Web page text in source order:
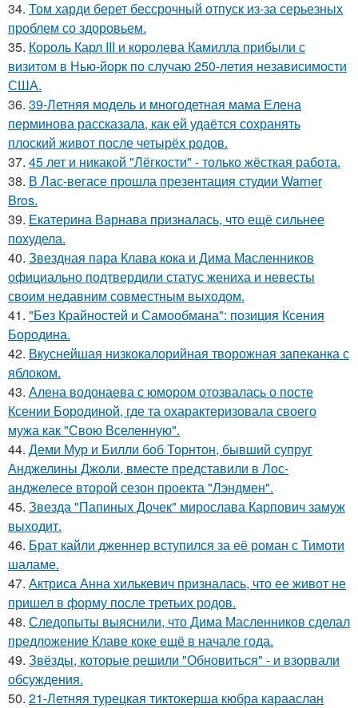
34. Том харди берет бессрочный отпуск из-за серьезных
проблем со здоровьем.
35. Король Карл III и королева Камилла прибыли с
визитом в Нью-йорк по случаю 250-летия независимости
США.
36. 39-Летняя модель и многодетная мама Елена
перминова рассказала, как ей удаётся сохранять
плоский живот после четырёх родов.
37. 45 лет и никакой "Лёгкости" - только жёсткая работа.
38. В Лас-вегасе прошла презентация студии Warner
Bros.
39. Екатерина Варнава призналась, что ещё сильнее
похудела.
40. Звездная пара Клава кока и Дима Масленников
официально подтвердили статус жениха и невесты
своим недавним совместным выходом.
41. "Без Крайностей и Самообмана": позиция Ксения
Бородина.
42. Вкуснейшая низкокалорийная творожная запеканка с
яблоком.
43. Алена водонаева с юмором отозвалась о посте
Ксении Бородиной, где та охарактеризовала своего
мужа как "Свою Вселенную".
44. Деми Мур и Билли боб Торнтон, бывший супруг
Анджелины Джоли, вместе представили в Лос-
анджелесе второй сезон проекта "Лэндмен".
45. Звезда "Папиных Дочек" мирослава Карпович замуж
выходит.
46. Брат кайли дженнер вступился за её роман с Тимоти
шаламе.
47. Актриса Анна хилькевич призналась, что ее живот не
пришел в форму после третьих родов.
48. Следопыты выяснили, что Дима Масленников сделал
предложение Клаве коке ещё в начале года.
49. Звёзды, которые решили "Обновиться" - и взорвали
обсуждения.
50. 21-Летняя турецкая тиктокерша кюбра карааслан